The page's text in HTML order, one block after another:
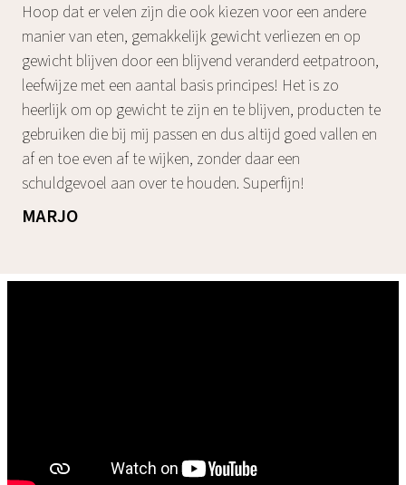
Hoop dat er velen zijn die ook kiezen voor een andere
manier van eten, gemakkelijk gewicht verliezen en op
gewicht blijven door een blijvend veranderd eetpatroon,
leefwijze met een aantal basis principes! Het is zo
heerlijk om op gewicht te zijn en te blijven, producten te
gebruiken die bij mij passen en dus altijd goed vallen en
af en toe even af te wijken, zonder daar een
schuldgevoel aan over te houden. Superfijn!
MARJO